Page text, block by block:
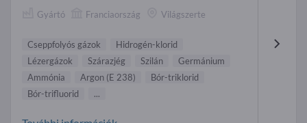
Gyártó Franciaország Világszerte
Cseppfolyós gázok
Hidrogén-klorid
Lézergázok
Szárazjég Szilán
Germánium
Ammónia
Argon (E 238)
Bór-triklorid
Bór-trifluorid
...